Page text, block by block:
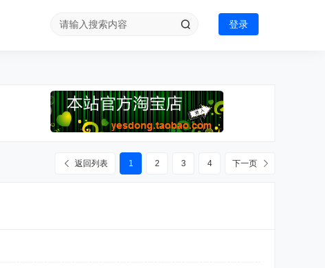
登录
1 2 3 4 下一页
返回列表